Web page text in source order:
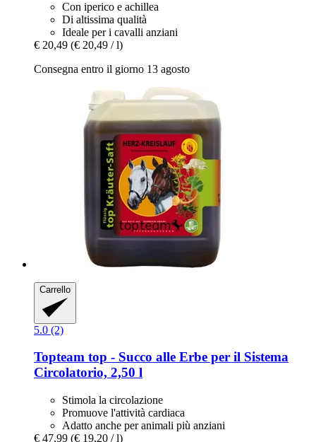
Con iperico e achillea
Di altissima qualità
Ideale per i cavalli anziani
€ 20,49 (€ 20,49 / l)
Consegna entro il giorno 13 agosto
Carrello
5.0 (2)
Topteam top -​ Succo alle Erbe per il Sistema
Circolatorio, 2,50 l
Stimola la circolazione
Promuove l'attività cardiaca
Adatto anche per animali più anziani
€ 47,99 (€ 19,20 / l)